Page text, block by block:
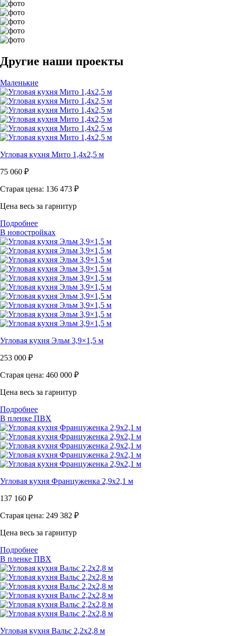
Другие наши проекты
Маленькие
Угловая кухня Мито 1,4х2,5 м
75 060 ₽
Старая цена: 136 473 ₽
Цена весь за гарнитур
Подробнее
В новостройках
Угловая кухня Эльм 3,9×1,5 м
253 000 ₽
Старая цена: 460 000 ₽
Цена весь за гарнитур
Подробнее
В пленке ПВХ
Угловая кухня Француженка 2,9х2,1 м
137 160 ₽
Старая цена: 249 382 ₽
Цена весь за гарнитур
Подробнее
В пленке ПВХ
Угловая кухня Вальс 2,2х2,8 м